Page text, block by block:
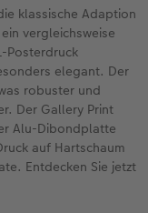
klassische Adaption
ein vergleichsweise
Posterdruck
elegant. Der
robuster und
Der Gallery Print
Alu-Dibondplatte
auf Hartschaum
Entdecken Sie jetzt